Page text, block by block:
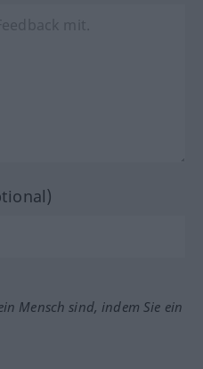
Mensch sind, indem Sie ein